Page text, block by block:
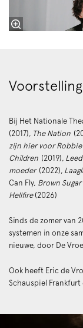
Bij Het Nationale
(2017), The Nation
zijn hier voor Robbie
Children (2019),
moeder (2022),
Can Fly, Brown
Hellfire(2026)
Sinds de zomer van
systemen in onze
nieuwe, door De
Ook heeft Eric de
Schauspiel Frankfurt